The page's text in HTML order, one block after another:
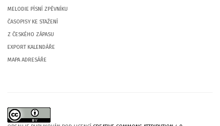
MELODIE PÍSNÍ ZPĚVNÍKU
ČASOPISY KE STAŽENÍ
Z ČESKÉHO ZÁPASU
EXPORT KALENDÁŘE
MAPA ADRESÁŘE